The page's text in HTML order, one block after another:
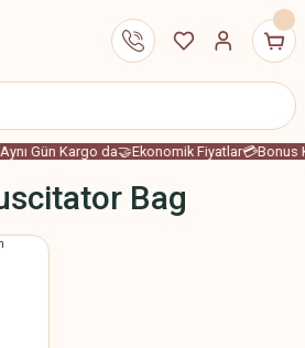
Gün Kargo da🤝Ekonomik Fiyatlar💳Bonus
Bag